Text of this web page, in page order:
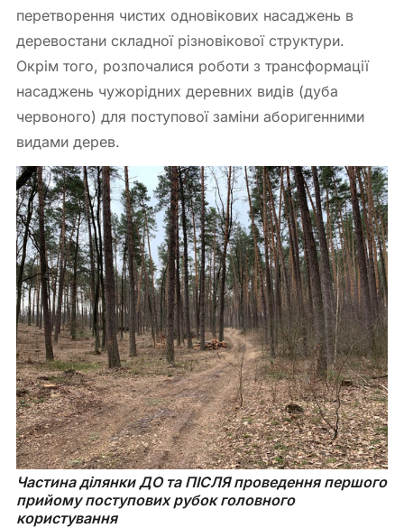
перетворення чистих одновікових насаджень в
деревостани складної різновікової структури.
Окрім того, розпочалися роботи з трансформації
насаджень чужорідних деревних видів (дуба
червоного) для поступової заміни аборигенними
видами дерев.
Частина ділянки ДО та ПІСЛЯ проведення першого
прийому поступових рубок головного
користування